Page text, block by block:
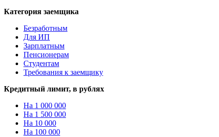
Категория заемщика
Безработным
Для ИП
Зарплатным
Пенсионерам
Студентам
Требования к заемщику
Кредитный лимит, в рублях
На 1 000 000
На 1 500 000
На 10 000
На 100 000